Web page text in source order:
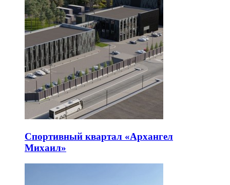
Спортивный квартал «Архангел
Михаил»